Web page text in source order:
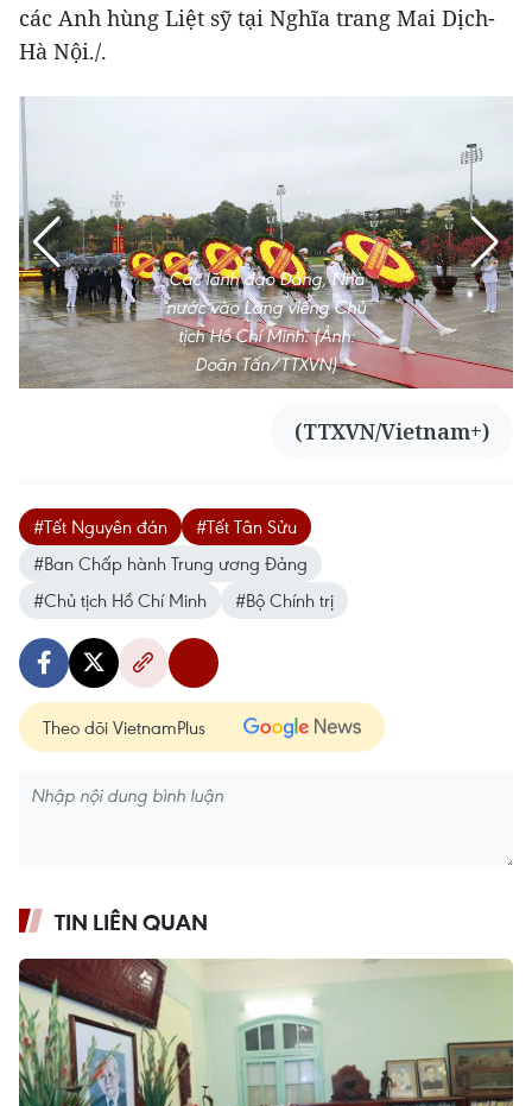
các Anh hùng Liệt sỹ tại Nghĩa trang Mai Dịch-
Hà Nội./.
Các lãnh đạo Đảng, Nhà
nước vào Lăng viếng Chủ
tịch Hồ Chí Minh. (Ảnh:
Doãn Tấn/TTXVN)
(TTXVN/Vietnam+)
#Tết Nguyên đán
#Tết Tân Sửu
#Ban Chấp hành Trung ương Đảng
#Chủ tịch Hồ Chí Minh
#Bộ Chính trị
Theo dõi VietnamPlus
TIN LIÊN QUAN